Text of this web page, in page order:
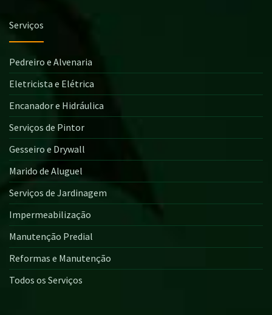
Serviços
Pedreiro e Alvenaria
Eletricista e Elétrica
Encanador e Hidráulica
Serviços de Pintor
Gesseiro e Drywall
Marido de Aluguel
Serviços de Jardinagem
Impermeabilização
Manutenção Predial
Reformas e Manutenção
Todos os Serviços